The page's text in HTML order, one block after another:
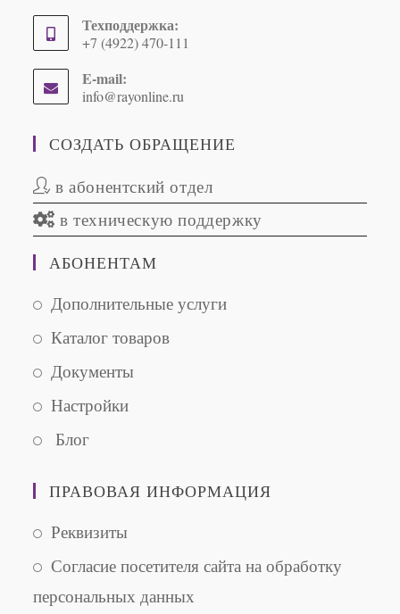
Техподдержка:
+7 (4922) 470-111
E-mail:
info@rayonline.ru
application
СОЗДАТЬ ОБРАЩЕНИЕ
в абонентский отдел
в техническую поддержку
АБОНЕНТАМ
Дополнительные услугиOpens
Каталог товаров
Документы
НастройкиOpens
tab
БлогOpens
new
ПРАВОВАЯ ИНФОРМАЦИЯ
Реквизиты
a
new
Согласие посетителя сайта на обработку
персональных данных